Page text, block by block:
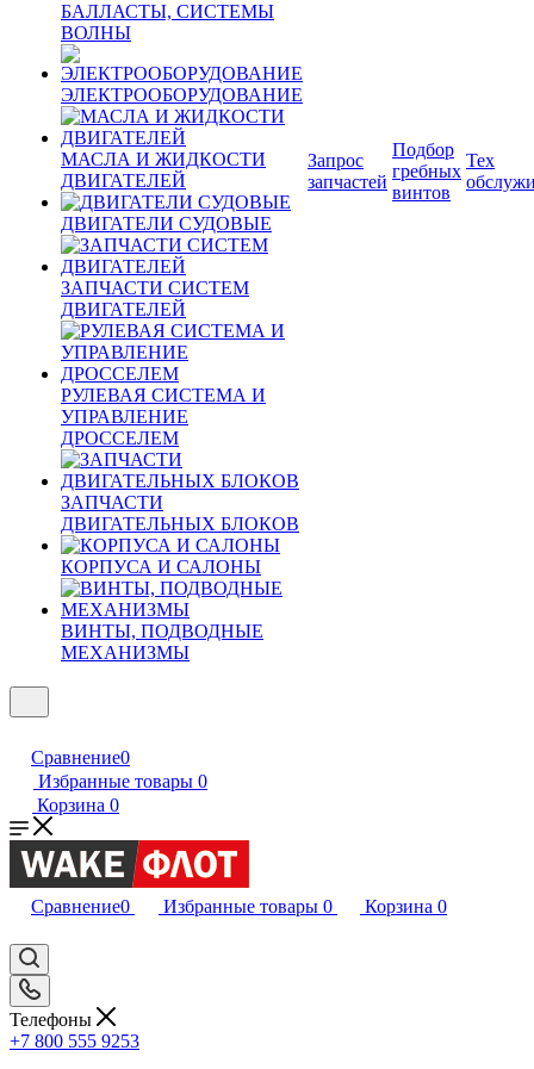
БАЛЛАСТЫ, СИСТЕМЫ
ВОЛНЫ
ЭЛЕКТРООБОРУДОВАНИЕ
МАСЛА И ЖИДКОСТИ
ДВИГАТЕЛЕЙ
ДВИГАТЕЛИ СУДОВЫЕ
ЗАПЧАСТИ СИСТЕМ
ДВИГАТЕЛЕЙ
РУЛЕВАЯ СИСТЕМА И
УПРАВЛЕНИЕ
ДРОССЕЛЕМ
ЗАПЧАСТИ
ДВИГАТЕЛЬНЫХ БЛОКОВ
КОРПУСА И САЛОНЫ
ВИНТЫ, ПОДВОДНЫЕ
МЕХАНИЗМЫ
Запрос
запчастей
Подбор
гребных
винтов
Тех
Сравнение0
Избранные товары 0
Корзина 0
Сравнение0 Избранные товары 0 Корзина 0
Телефоны
+7 800 555 9253